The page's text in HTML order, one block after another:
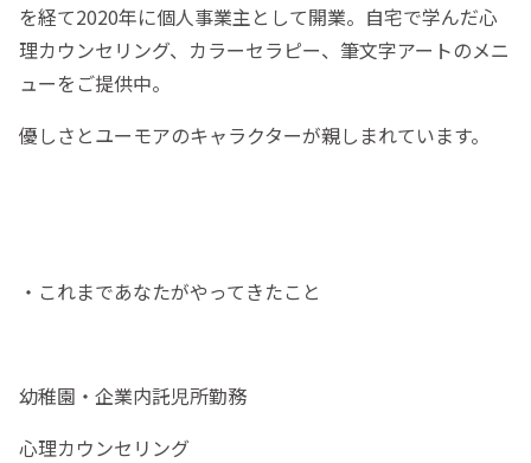
を経て2020年に個人事業主として開業。自宅で学んだ心
理カウンセリング、カラーセラピー、筆文字アートのメニ
ューをご提供中。
優しさとユーモアのキャラクターが親しまれています。
・これまであなたがやってきたこと
幼稚園・企業内託児所勤務
心理カウンセリング